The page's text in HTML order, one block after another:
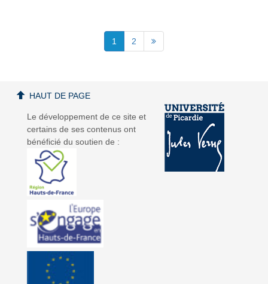
1 2
Le développement de ce site et
certains de ses contenus ont
bénéficié du soutien de :
HAUT DE PAGE